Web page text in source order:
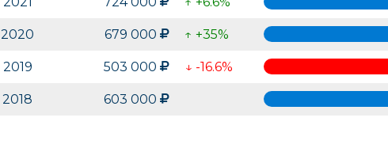
2020 679 000 ↑ +35%
2019 503 000 ↓ -16.6%
2018 603 000